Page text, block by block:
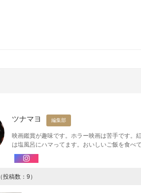
ツナマヨ 編集部
映画鑑賞が趣味です。ホラー映画は苦手です。
は塩風呂にハマってます。おいしいご飯を食べ
（投稿数：9）